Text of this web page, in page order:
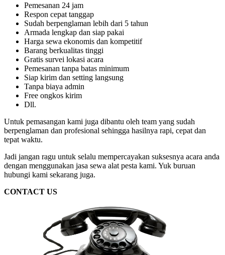
Pemesanan 24 jam
Respon cepat tanggap
Sudah berpenglaman lebih dari 5 tahun
Armada lengkap dan siap pakai
Harga sewa ekonomis dan kompetitif
Barang berkualitas tinggi
Gratis survei lokasi acara
Pemesanan tanpa batas minimum
Siap kirim dan setting langsung
Tanpa biaya admin
Free ongkos kirim
Dll.
Untuk pemasangan kami juga dibantu oleh team yang sudah
berpenglaman dan profesional sehingga hasilnya rapi, cepat dan
tepat waktu.
Jadi jangan ragu untuk selalu mempercayakan suksesnya acara anda
dengan menggunakan jasa sewa alat pesta kami. Yuk buruan
hubungi kami sekarang juga.
CONTACT US